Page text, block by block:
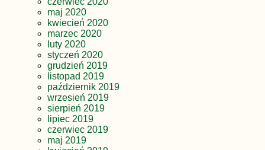
maj 2020
kwiecień 2020
marzec 2020
luty 2020
styczeń 2020
grudzień 2019
listopad 2019
październik 2019
wrzesień 2019
sierpień 2019
lipiec 2019
czerwiec 2019
maj 2019